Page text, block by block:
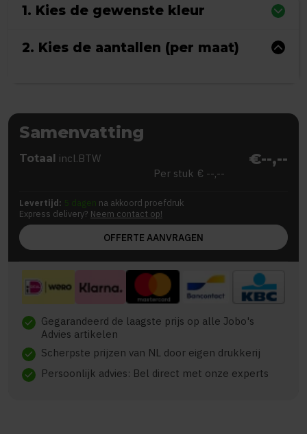
1. Kies de gewenste kleur
2. Kies de aantallen (per maat)
Samenvatting
Totaal incl.BTW €--,--
Per stuk € --,--
Levertijd: 5 dagen na akkoord proefdruk
Express delivery? Neem contact op!
OFFERTE AANVRAGEN
check Gegarandeerd de laagste prijs op alle Jobo's
Advies artikelen
check Scherpste prijzen van NL door eigen drukkerij
check Persoonlijk advies: Bel direct met onze experts